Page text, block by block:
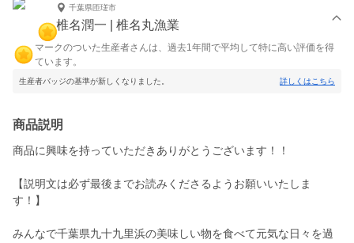
千葉県匝瑳市
椎名潤一 | 椎名丸漁業
マークのついた生産者さんは、過去1年間で平均して特に高い評価を得
ています。
生産者バッジの基準が新しくなりました。 詳しくはこちら
商品説明
商品に興味を持っていただきありがとうございます！！
【説明文は必ず最後までお読みくださるようお願いいたしま
す！】
みんなで千葉県九十九里浜の美味しい物を食べて元気な日々を過